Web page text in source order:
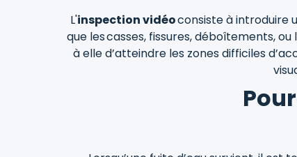
L'inspection vidéoconsiste à introduire
que les casses, fissures, déboîtements,
à elle d’atteindre les zones difficiles